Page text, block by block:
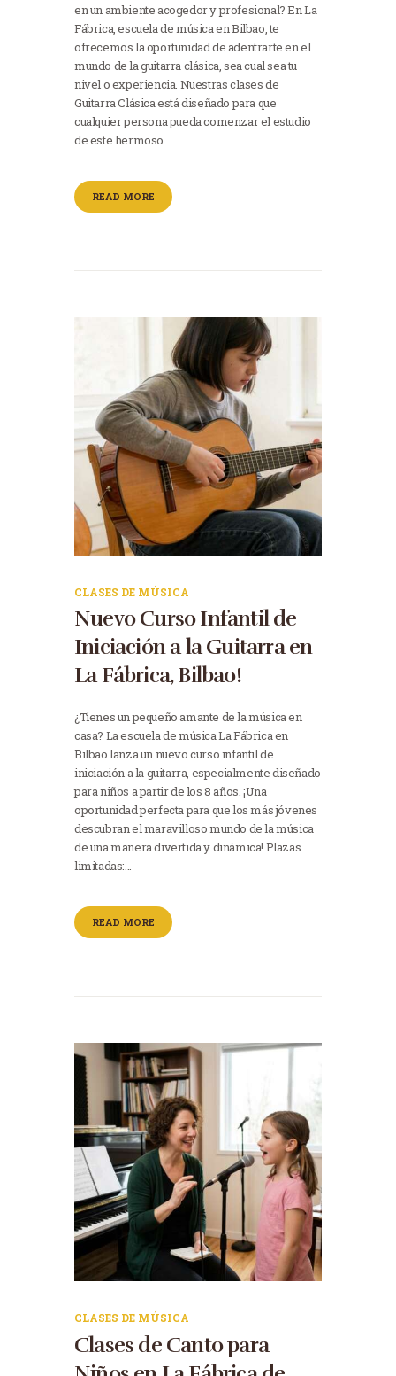
en un ambiente acogedor y profesional? En La
Fábrica, escuela de música en Bilbao, te
ofrecemos la oportunidad de adentrarte en el
mundo de la guitarra clásica, sea cual sea tu
nivel o experiencia. Nuestras clases de
Guitarra Clásica está diseñado para que
cualquier persona pueda comenzar el estudio
de este hermoso…
READ MORE
CLASES DE MÚSICA
Nuevo Curso Infantil de
Iniciación a la Guitarra en
La Fábrica, Bilbao!
¿Tienes un pequeño amante de la música en
casa? La escuela de música La Fábrica en
Bilbao lanza un nuevo curso infantil de
iniciación a la guitarra, especialmente diseñado
para niños a partir de los 8 años. ¡Una
oportunidad perfecta para que los más jóvenes
descubran el maravilloso mundo de la música
de una manera divertida y dinámica! Plazas
limitadas:…
READ MORE
CLASES DE MÚSICA
Clases de Canto para